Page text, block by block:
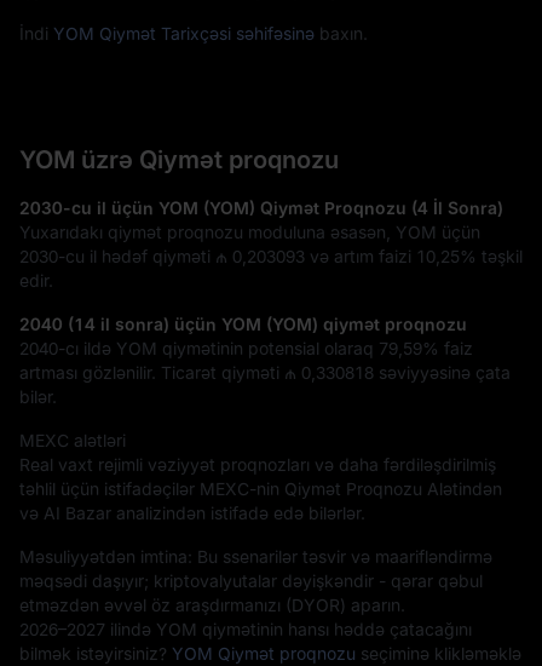
İndi YOM Qiymət Tarixçəsi səhifəsinə baxın.
YOM üzrə Qiymət proqnozu
2030-cu il üçün YOM (YOM) Qiymət Proqnozu (4 İl Sonra)
Yuxarıdakı qiymət proqnozu moduluna əsasən, YOM üçün
2030-cu il hədəf qiyməti ₼ 0,203093 və artım faizi 10,25% təşkil
edir.
2040 (14 il sonra) üçün YOM (YOM) qiymət proqnozu
2040-cı ildə YOM qiymətinin potensial olaraq 79,59% faiz
artması gözlənilir. Ticarət qiyməti ₼ 0,330818 səviyyəsinə çata
bilər.
MEXC alətləri
Real vaxt rejimli vəziyyət proqnozları və daha fərdiləşdirilmiş
təhlil üçün istifadəçilər MEXC-nin Qiymət Proqnozu Alətindən
və AI Bazar analizindən istifadə edə bilərlər.
Məsuliyyətdən imtina: Bu ssenarilər təsvir və maarifləndirmə
məqsədi daşıyır; kriptovalyutalar dəyişkəndir - qərar qəbul
etməzdən əvvəl öz araşdırmanızı (DYOR) aparın.
2026–2027 ilində YOM qiymətinin hansı həddə çatacağını
bilmək istəyirsiniz? YOM Qiymət proqnozu seçiminə klikləməklə